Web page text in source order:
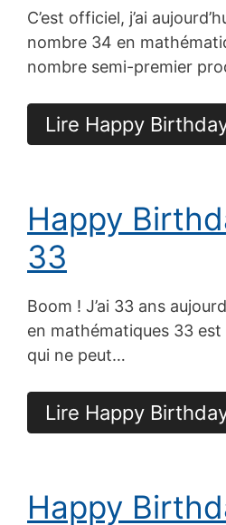
C’est officiel, j’ai
nombre 34 en
nombre semi-premier
Lire Happy
Happy
33
Boom ! J’ai 33 ans
en mathématiques 33
qui ne peut…
Lire Happy
Happy